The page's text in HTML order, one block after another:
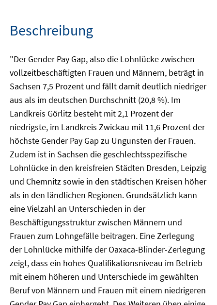
Beschreibung
"Der Gender Pay Gap, also die Lohnlücke zwischen
vollzeitbeschäftigten Frauen und Männern, beträgt in
Sachsen 7,5 Prozent und fällt damit deutlich niedriger
aus als im deutschen Durchschnitt (20,8 %). Im
Landkreis Görlitz besteht mit 2,1 Prozent der
niedrigste, im Landkreis Zwickau mit 11,6 Prozent der
höchste Gender Pay Gap zu Ungunsten der Frauen.
Zudem ist in Sachsen die geschlechtsspezifische
Lohnlücke in den kreisfreien Städten Dresden, Leipzig
und Chemnitz sowie in den städtischen Kreisen höher
als in den ländlichen Regionen. Grundsätzlich kann
eine Vielzahl an Unterschieden in der
Beschäftigungsstruktur zwischen Männern und
Frauen zum Lohngefälle beitragen. Eine Zerlegung
der Lohnlücke mithilfe der Oaxaca-Blinder-Zerlegung
zeigt, dass ein hohes Qualifikationsniveau im Betrieb
mit einem höheren und Unterschiede im gewählten
Beruf von Männern und Frauen mit einem niedrigeren